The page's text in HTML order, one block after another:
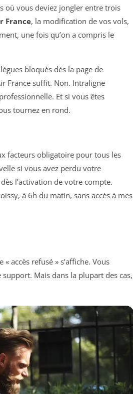
où vous deviez jongler entre trois
France, la modification de vos vols,
une fois qu’on a compris le
bloqués dès la page de
France suffit. Non. Intraligne
Et si vous êtes
tournez en rond.
facteurs obligatoire pour tous les
si vous avez perdu votre
l’activation de votre compte.
à 6h du matin, sans accès à mes
accès refusé » s’affiche. Vous
Mais dans la plupart des cas,